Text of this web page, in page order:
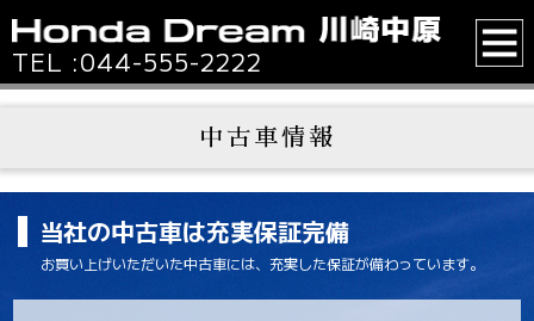
TEL :044-555-2222
中古車情報
当社の中古車は充実保証完備
お買い上げいただいた中古車には、充実した保証が備わっています。